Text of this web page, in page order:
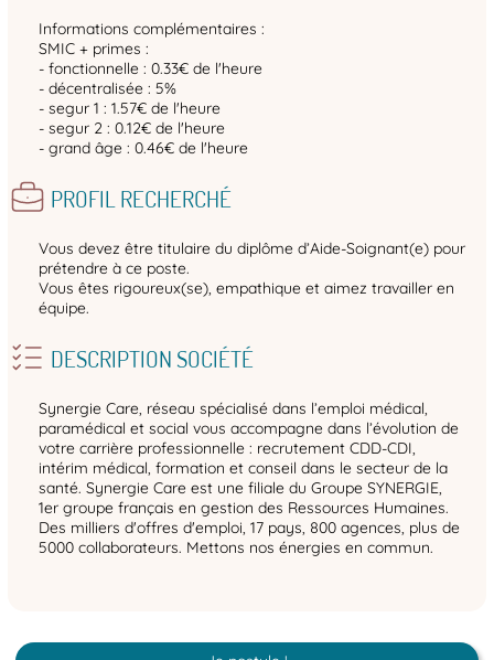
Informations complémentaires :
SMIC + primes :
- fonctionnelle : 0.33€ de l'heure
- décentralisée : 5%
- segur 1 : 1.57€ de l'heure
- segur 2 : 0.12€ de l'heure
- grand âge : 0.46€ de l'heure
PROFIL RECHERCHÉ
Vous devez être titulaire du diplôme d’Aide-Soignant(e) pour
prétendre à ce poste.
Vous êtes rigoureux(se), empathique et aimez travailler en
équipe.
DESCRIPTION SOCIÉTÉ
Synergie Care, réseau spécialisé dans l’emploi médical,
paramédical et social vous accompagne dans l’évolution de
votre carrière professionnelle : recrutement CDD-CDI,
intérim médical, formation et conseil dans le secteur de la
santé. Synergie Care est une filiale du Groupe SYNERGIE,
1er groupe français en gestion des Ressources Humaines.
Des milliers d'offres d'emploi, 17 pays, 800 agences, plus de
5000 collaborateurs. Mettons nos énergies en commun.